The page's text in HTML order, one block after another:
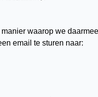
waarop we
email te sturen naar: